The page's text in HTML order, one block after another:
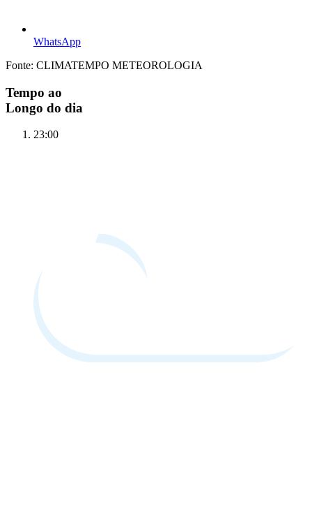
WhatsApp
Fonte: CLIMATEMPO METEOROLOGIA
Tempo ao
Longo do dia
23:00